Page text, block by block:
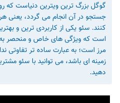
گوگل بزرگ ترین ویترین دنیاست که
کنند. سئو یکی از کاربردی ترین و
است که ویژگی های خاص و منحصر
مرز است؛ به عبارت ساده تر تفاوتی
زمینه ای باشد، می توانید با سئو
دهید.